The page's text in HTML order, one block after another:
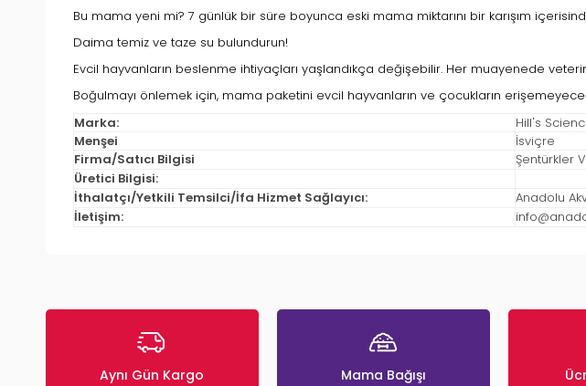
Bu mama yeni mi? 7 günlük bir süre boyunca eski mama miktarını bir karışım
Daima temiz ve taze su bulundurun!
Evcil hayvanların beslenme ihtiyaçları yaşlandıkça değişebilir. Her muayenede
Boğulmayı önlemek için, mama paketini evcil hayvanların ve çocukların
Marka:
Hill's
Menşei
İsviçre
Firma/Satıcı Bilgisi
Şentürkler
Üretici Bilgisi:
İthalatçı/Yetkili Temsilci/İfa Hizmet Sağlayıcı:
Anadolu
İletişim:
Aynı Gün Kargo Mama Bağışı